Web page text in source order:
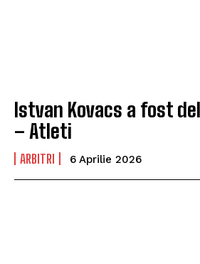
Istvan Kovacs a fost
– Atleti
ARBITRI 6 Aprilie 2026